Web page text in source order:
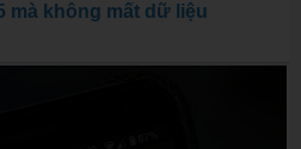
mà không mất dữ liệu